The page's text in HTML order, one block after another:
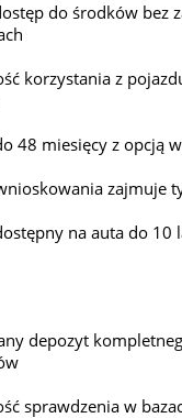
do środków bez
korzystania z
48 miesięcy z opcją
zajmuje
na auta do 10
depozyt
sprawdzenia w